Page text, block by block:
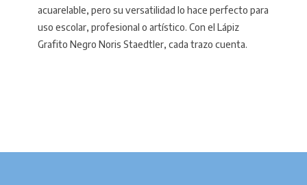
acuarelable, pero su versatilidad lo hace perfecto para
uso escolar, profesional o artístico. Con el Lápiz
Grafito Negro Noris Staedtler, cada trazo cuenta.